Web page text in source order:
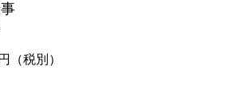
（税別）